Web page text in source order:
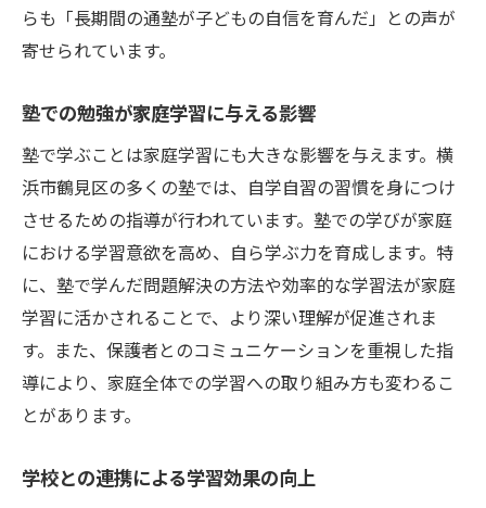
らも「長期間の通塾が子どもの自信を育んだ」との声が
寄せられています。
塾での勉強が家庭学習に与える影響
塾で学ぶことは家庭学習にも大きな影響を与えます。横
浜市鶴見区の多くの塾では、自学自習の習慣を身につけ
させるための指導が行われています。塾での学びが家庭
における学習意欲を高め、自ら学ぶ力を育成します。特
に、塾で学んだ問題解決の方法や効率的な学習法が家庭
学習に活かされることで、より深い理解が促進されま
す。また、保護者とのコミュニケーションを重視した指
導により、家庭全体での学習への取り組み方も変わるこ
とがあります。
学校との連携による学習効果の向上